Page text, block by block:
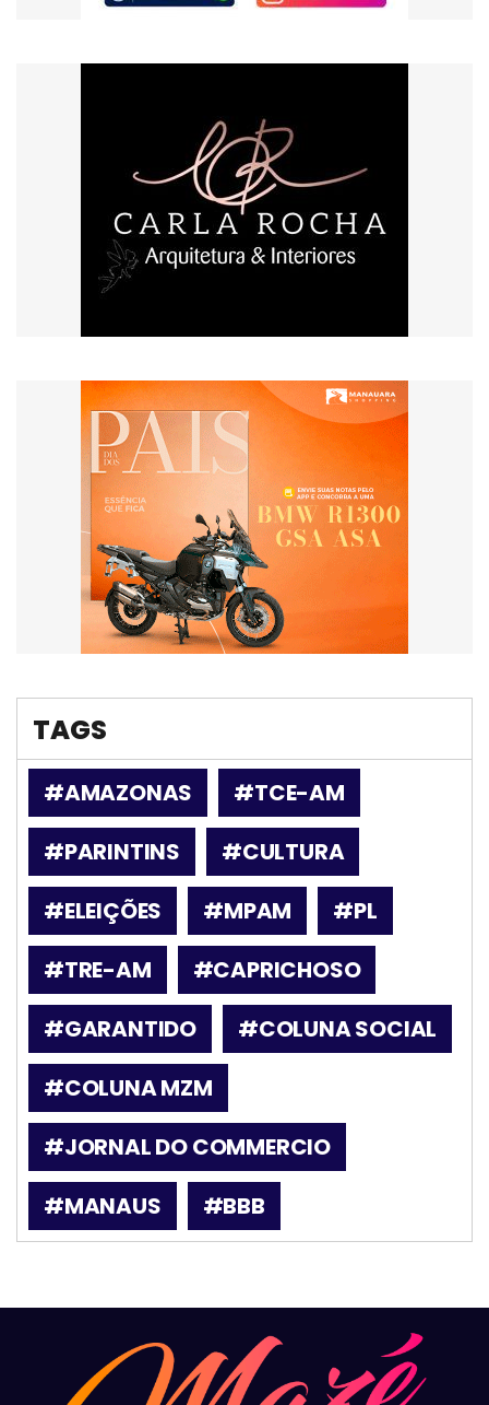
TAGS
#AMAZONAS
#TCE-AM
#PARINTINS
#CULTURA
#ELEIÇÕES
#MPAM
#PL
#TRE-AM
#CAPRICHOSO
#GARANTIDO
#COLUNA SOCIAL
#COLUNA MZM
#JORNAL DO COMMERCIO
#MANAUS
#BBB